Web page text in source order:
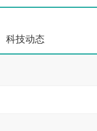
科技动态